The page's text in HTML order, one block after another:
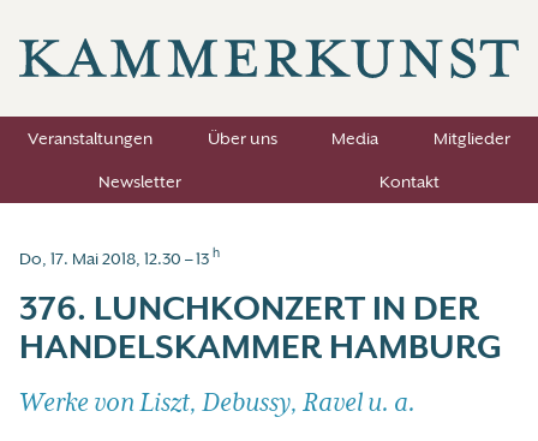
Veranstaltungen Über uns Media
Mitglieder
Newsletter
Kontakt
Do, 17. Mai 2018, 12.30 – 13 h
376. LUNCHKONZERT IN DER
HANDELSKAMMER HAMBURG
Werke von Liszt, Debussy, Ravel u. a.